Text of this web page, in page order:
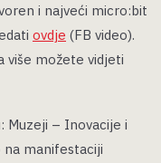
i najveći micro:bit
ovdje (FB video).
više možete vidjeti
Muzeji – Inovacije i
na manifestaciji